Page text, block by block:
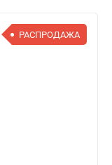
РАСПРОДАЖА